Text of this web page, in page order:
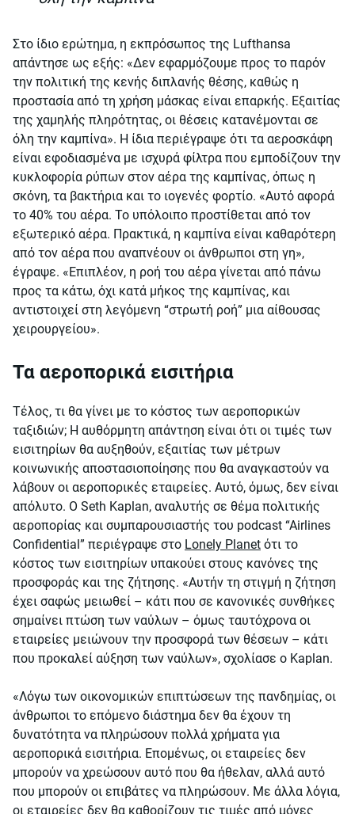
Στο ίδιο ερώτημα, η εκπρόσωπος της Lufthansa
απάντησε ως εξής: «Δεν εφαρμόζουμε προς το παρόν
την πολιτική της κενής διπλανής θέσης, καθώς η
προστασία από τη χρήση μάσκας είναι επαρκής. Εξαιτίας
της χαμηλής πληρότητας, οι θέσεις κατανέμονται σε
όλη την καμπίνα». Η ίδια περιέγραψε ότι τα αεροσκάφη
είναι εφοδιασμένα με ισχυρά φίλτρα που εμποδίζουν την
κυκλοφορία ρύπων στον αέρα της καμπίνας, όπως η
σκόνη, τα βακτήρια και το ιογενές φορτίο. «Αυτό αφορά
το 40% του αέρα. Το υπόλοιπο προστίθεται από τον
εξωτερικό αέρα. Πρακτικά, η καμπίνα είναι καθαρότερη
από τον αέρα που αναπνέουν οι άνθρωποι στη γη»,
έγραψε. «Επιπλέον, η ροή του αέρα γίνεται από πάνω
προς τα κάτω, όχι κατά μήκος της καμπίνας, και
αντιστοιχεί στη λεγόμενη “στρωτή ροή” μια αίθουσας
χειρουργείου».
Τα αεροπορικά εισιτήρια
Τέλος, τι θα γίνει με το κόστος των αεροπορικών
ταξιδιών; Η αυθόρμητη απάντηση είναι ότι οι τιμές των
εισιτηρίων θα αυξηθούν, εξαιτίας των μέτρων
κοινωνικής αποστασιοποίησης που θα αναγκαστούν να
λάβουν οι αεροπορικές εταιρείες. Αυτό, όμως, δεν είναι
απόλυτο. Ο Seth Kaplan, αναλυτής σε θέμα πολιτικής
αεροπορίας και συμπαρουσιαστής του podcast “Airlines
Confidential” περιέγραψε στο Lonely Planet ότι το
κόστος των εισιτηρίων υπακούει στους κανόνες της
προσφοράς και της ζήτησης. «Αυτήν τη στιγμή η ζήτηση
έχει σαφώς μειωθεί – κάτι που σε κανονικές συνθήκες
σημαίνει πτώση των ναύλων – όμως ταυτόχρονα οι
εταιρείες μειώνουν την προσφορά των θέσεων – κάτι
που προκαλεί αύξηση των ναύλων», σχολίασε ο Kaplan.
«Λόγω των οικονομικών επιπτώσεων της πανδημίας, οι
άνθρωποι το επόμενο διάστημα δεν θα έχουν τη
δυνατότητα να πληρώσουν πολλά χρήματα για
αεροπορικά εισιτήρια. Επομένως, οι εταιρείες δεν
μπορούν να χρεώσουν αυτό που θα ήθελαν, αλλά αυτό
που μπορούν οι επιβάτες να πληρώσουν. Με άλλα λόγια,
οι εταιρείες δεν θα καθορίζουν τις τιμές από μόνες